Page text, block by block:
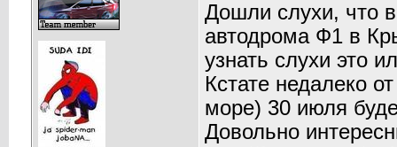
Дошли слухи, что в
автодрома Ф1 в
узнать слухи это
Кстате недалеко
море) 30 июля
Довольно